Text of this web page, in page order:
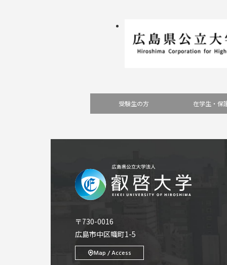
受験生の方 在学生・保
〒730-0016
広島市中区幟町1-5
Map / Access